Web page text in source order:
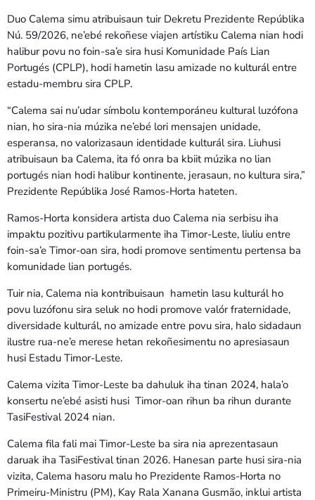
Duo Calema simu atribuisaun tuir Dekretu Prezidente Repúblika
Nú. 59/2026, ne’ebé rekoñese viajen artístiku Calema nian hodi
halibur povu no foin-sa’e sira husi Komunidade País Lian
Portugés (CPLP), hodi hametin lasu amizade no kulturál entre
estadu-membru sira CPLP.
“Calema sai nu’udar símbolu kontemporáneu kultural luzófona
nian, ho sira-nia múzika ne’ebé lori mensajen unidade,
esperansa, no valorizasaun identidade kulturál sira. Liuhusi
atribuisaun ba Calema, ita fó onra ba kbiit múzika no lian
portugés nian hodi halibur kontinente, jerasaun, no kultura sira,”
Prezidente Repúblika José Ramos-Horta hateten.
Ramos-Horta konsidera artista duo Calema nia serbisu iha
impaktu pozitivu partikularmente iha Timor-Leste, liuliu entre
foin-sa’e Timor-oan sira, hodi promove sentimentu pertensa ba
komunidade lian portugés.
Tuir nia, Calema nia kontribuisaun hametin lasu kulturál ho
povu luzófonu sira seluk no hodi promove valór fraternidade,
diversidade kulturál, no amizade entre povu sira, halo sidadaun
ilustre rua-ne’e merese hetan rekoñesimentu no apresiasaun
husi Estadu Timor-Leste.
Calema vizita Timor-Leste ba dahuluk iha tinan 2024, hala’o
konsertu ne’ebé asisti husi Timor-oan rihun ba rihun durante
TasiFestival 2024 nian.
Calema fila fali mai Timor-Leste ba sira nia aprezentasaun
daruak iha TasiFestival tinan 2026. Hanesan parte husi sira-nia
vizita, Calema hasoru malu ho Prezidente Ramos-Horta no
Primeiru-Ministru (PM), Kay Rala Xanana Gusmão, inklui artista